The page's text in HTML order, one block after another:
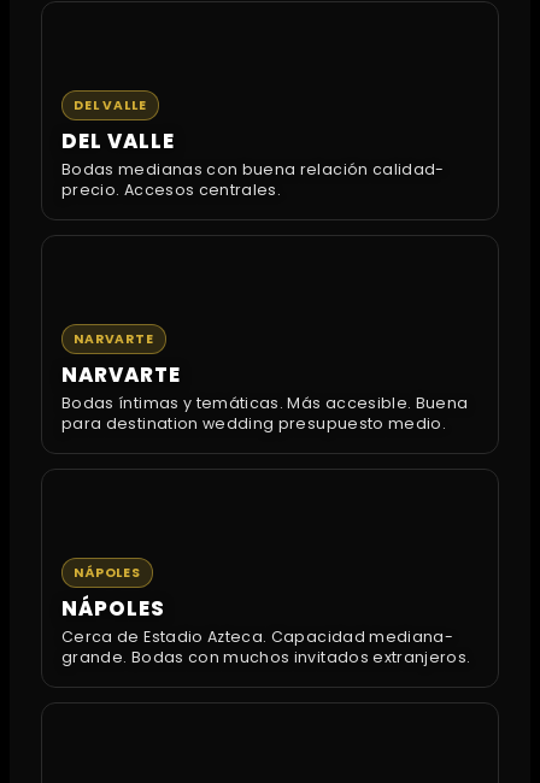
DEL VALLE
DEL VALLE
Bodas medianas con buena relación calidad-
precio. Accesos centrales.
NARVARTE
NARVARTE
Bodas íntimas y temáticas. Más accesible. Buena
para destination wedding presupuesto medio.
NÁPOLES
NÁPOLES
Cerca de Estadio Azteca. Capacidad mediana-
grande. Bodas con muchos invitados extranjeros.